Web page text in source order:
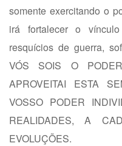
somente exercitando o
irá fortalecer o
resquícios de guerra,
VÓS SOIS O
APROVEITAI ESTA
VOSSO PODER
REALIDADES, A
EVOLUÇÕES.